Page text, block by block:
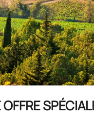
Dans une approche
entre le ciel et la plante.
coucher du soleil
par la vigne.
de la lumière qui l'a
comme si la clarté
un moment de calme, en
jour met en valeur la robe